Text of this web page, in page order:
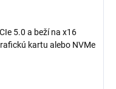
5.0 a beží na x16
kartu alebo NVMe